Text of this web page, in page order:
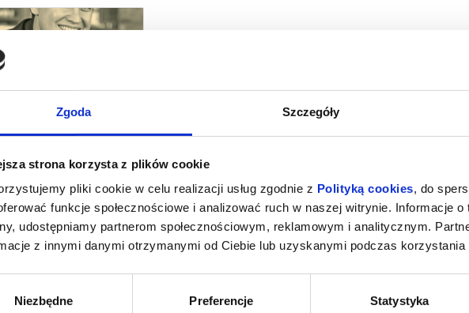
Zgoda Szczegóły
strona korzysta z plików cookie
pliki cookie w celu realizacji usług zgodnie z Polityką cookies, do
funkcje społecznościowe i analizować ruch w naszej witrynie. Informacje
udostępniamy partnerom społecznościowym, reklamowym i analitycznym.
z innymi danymi otrzymanymi od Ciebie lub uzyskanymi podczas korzystania
Niezbędne Preferencje Statystyka
Piotr Maculewicz
Aziz Shokhakimov